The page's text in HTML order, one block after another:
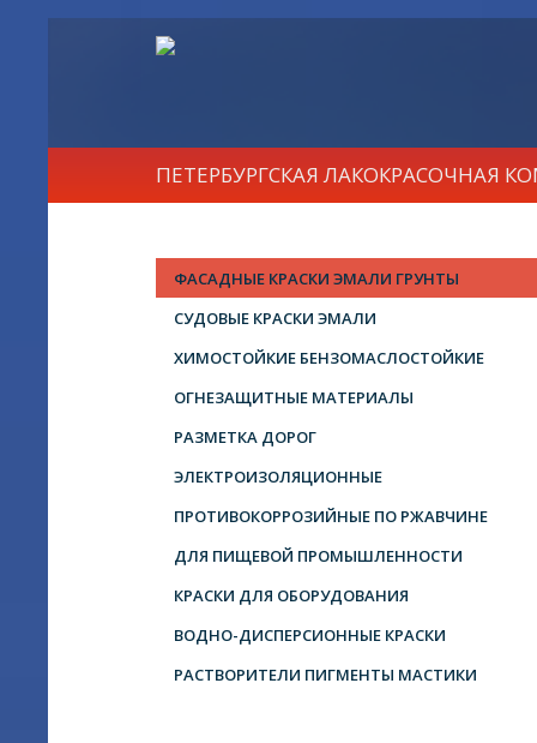
ПЕТЕРБУРГСКАЯ ЛАКОКРАСОЧНАЯ
ФАСАДНЫЕ КРАСКИ ЭМАЛИ ГРУНТЫ
СУДОВЫЕ КРАСКИ ЭМАЛИ
ХИМОСТОЙКИЕ БЕНЗОМАСЛОСТОЙКИЕ
ОГНЕЗАЩИТНЫЕ МАТЕРИАЛЫ
РАЗМЕТКА ДОРОГ
ЭЛЕКТРОИЗОЛЯЦИОННЫЕ
ПРОТИВОКОРРОЗИЙНЫЕ ПО РЖАВЧИНЕ
ДЛЯ ПИЩЕВОЙ ПРОМЫШЛЕННОСТИ
КРАСКИ ДЛЯ ОБОРУДОВАНИЯ
ВОДНО-ДИСПЕРСИОННЫЕ КРАСКИ
РАСТВОРИТЕЛИ ПИГМЕНТЫ МАСТИКИ